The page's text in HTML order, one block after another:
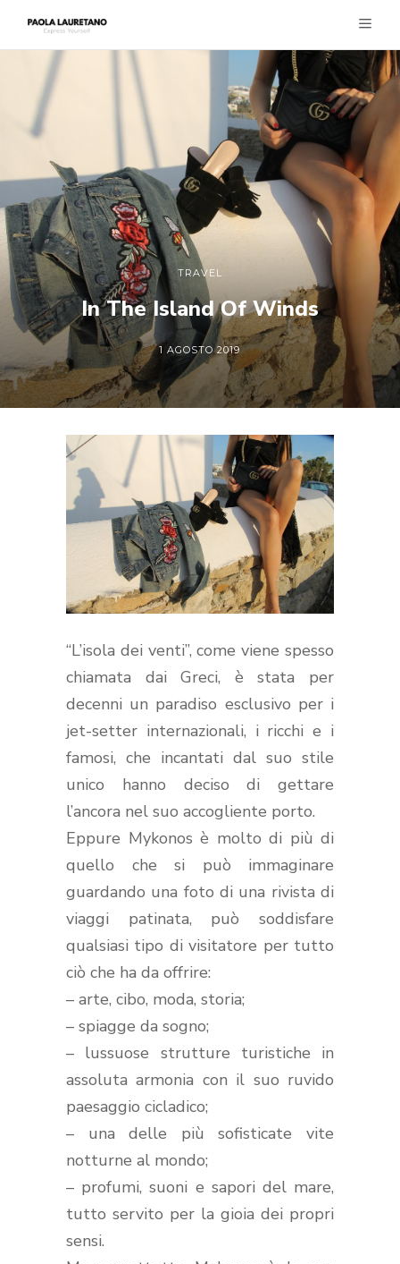
TRAVEL
In The Island Of Winds
1 AGOSTO 2019
“L’isola dei venti”, come viene spesso
chiamata dai Greci, è stata per
decenni un paradiso esclusivo per i
jet-setter internazionali, i ricchi e i
famosi, che incantati dal suo stile
unico hanno deciso di gettare
l’ancora nel suo accogliente porto.
Eppure Mykonos è molto di più di
quello che si può immaginare
guardando una foto di una rivista di
viaggi patinata, può soddisfare
qualsiasi tipo di visitatore per tutto
ciò che ha da offrire:
– arte, cibo, moda, storia;
– spiagge da sogno;
– lussuose strutture turistiche in
assoluta armonia con il suo ruvido
paesaggio cicladico;
– una delle più sofisticate vite
notturne al mondo;
– profumi, suoni e sapori del mare,
tutto servito per la gioia dei propri
sensi.